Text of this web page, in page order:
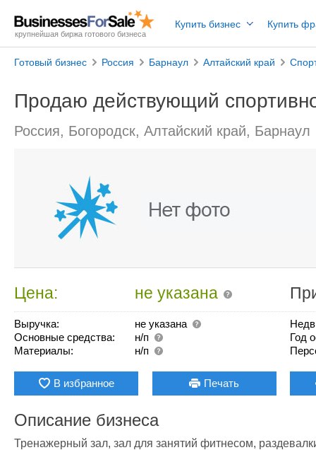
крупнейшая биржа готового бизнеса
Купить бизнес Купить
Готовый бизнес Россия Барнаул Алтайский край
Продаю действующий
Россия, Богородск, Алтайский край, Барнаул
Цена: не указана
Выручка:
не указана
Основные средства:
н/п
Материалы:
н/п
Год
В избранное Печать
Описание бизнеса
Тренажерный зал, зал для занятий фитнесом,